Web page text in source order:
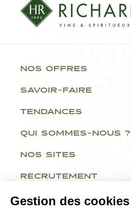
Gestion des cookies
NOS OFFRES
SAVOIR-FAIRE
TENDANCES
QUI SOMMES-NOUS ?
NOS SITES
RECRUTEMENT